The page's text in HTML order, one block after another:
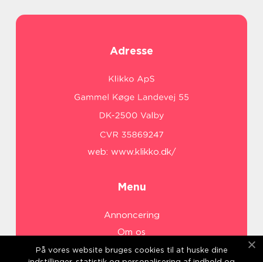
Adresse
web: www.klikko.dk/
Menu
Annoncering
Om os
Cookies
På vores website bruges cookies til at huske dine